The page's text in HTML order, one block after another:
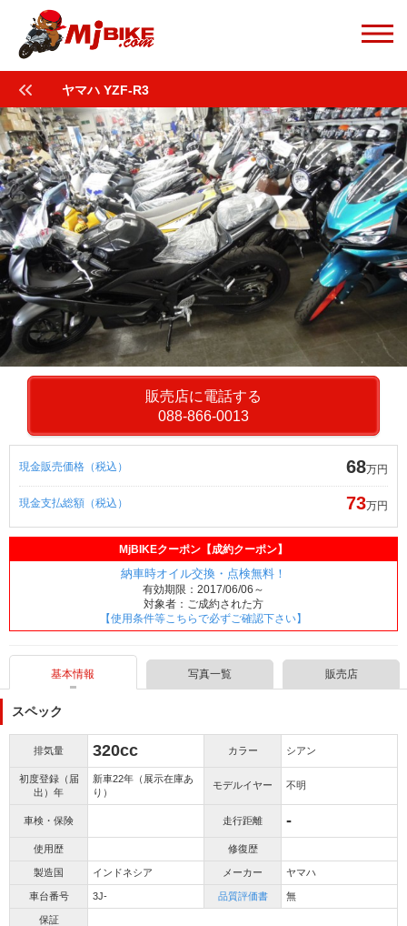
ヤマハ YZF-R3
販売店に電話する
088-866-0013
現金販売価格（税込） 68万円
現金支払総額（税込） 73万円
MjBIKEクーポン【成約クーポン】
納車時オイル交換・点検無料！
有効期限：2017/06/06～
対象者：ご成約された方
【使用条件等こちらで必ずご確認下さい】
基本情報 写真一覧 販売店
スペック
排気量 320cc カラー シアン
初度登録（届
出）年
新車22年（展示在庫あ
り）
モデルイヤー 不明
車検・保険 走行距離 -
使用歴 修復歴
製造国 インドネシア メーカー ヤマハ
車台番号 3J- 品質評価書 無
保証